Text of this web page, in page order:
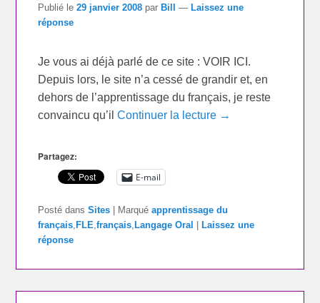
Publié le29 janvier 2008 parBill —Laissez une
réponse
Je vous ai déjà parlé de ce site : VOIR ICI.
Depuis lors, le site n’a cessé de grandir et, en
dehors de l’apprentissage du français, je reste
convaincu qu’ilContinuer la lecture →
Partagez:
E-mail
Posté dans Sites | Marqué apprentissage du
français ,FLE ,français ,Langage Oral |Laissez une
réponse